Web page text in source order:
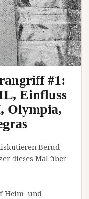
#1:
Einfluss
Olympia,
Bernd
dieses Mal über
Heim- und